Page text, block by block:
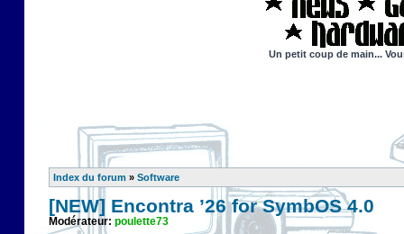
Un petit coup de main...
Index du forum » Software
[NEW] Encontra ’26 for SymbOS 4.0
Modérateur: poulette73